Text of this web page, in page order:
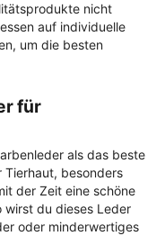
nicht
auf individuelle
um die besten
für
als das beste
Tierhaut, besonders
der Zeit eine schöne
wirst du dieses Leder
oder minderwertiges